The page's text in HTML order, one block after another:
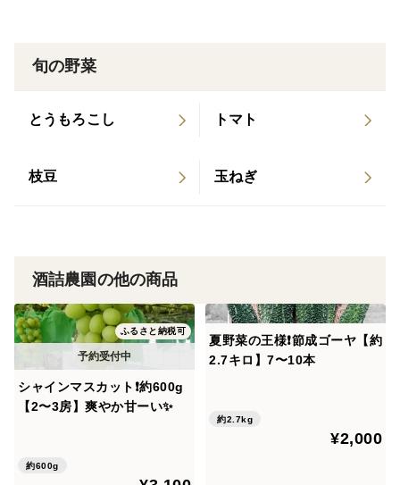
ーーーーーーーーーーーーーーーーーー ２０２２年
城放送』にてMUSIC STATEという番組の『茨城の
園について私が語ったことを、2週に分けて放送し
25であきたこまち部門で銅賞を獲得致しました🏆✨
旬の野菜
とうもろこし トマト
枝豆 玉ねぎ
酒詰農園の他の商品
ふるさと納税可
シャインマスカット❗️約600g
【2〜3房】爽やか甘ーい✨
約600g
夏野菜の王様❗️節成ゴーヤ【約
2.7キロ】7〜10本
約2.7kg
¥2,000